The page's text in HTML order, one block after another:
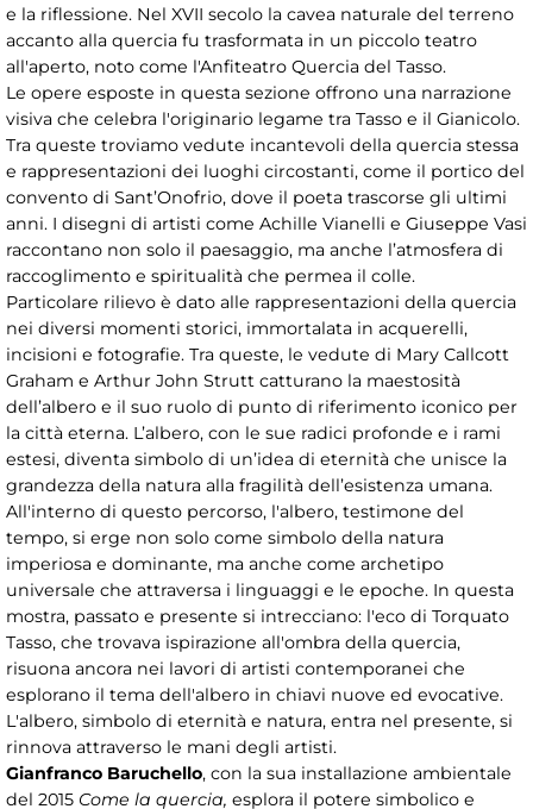
e la riflessione. Nel XVII secolo la cavea naturale del terreno
accanto alla quercia fu trasformata in un piccolo teatro
all'aperto, noto come l'Anfiteatro Quercia del Tasso.
Le opere esposte in questa sezione offrono una narrazione
visiva che celebra l'originario legame tra Tasso e il Gianicolo.
Tra queste troviamo vedute incantevoli della quercia stessa
e rappresentazioni dei luoghi circostanti, come il portico del
convento di Sant’Onofrio, dove il poeta trascorse gli ultimi
anni. I disegni di artisti come Achille Vianelli e Giuseppe Vasi
raccontano non solo il paesaggio, ma anche l’atmosfera di
raccoglimento e spiritualità che permea il colle.
Particolare rilievo è dato alle rappresentazioni della quercia
nei diversi momenti storici, immortalata in acquerelli,
incisioni e fotografie. Tra queste, le vedute di Mary Callcott
Graham e Arthur John Strutt catturano la maestosità
dell’albero e il suo ruolo di punto di riferimento iconico per
la città eterna. L’albero, con le sue radici profonde e i rami
estesi, diventa simbolo di un’idea di eternità che unisce la
grandezza della natura alla fragilità dell’esistenza umana.
All'interno di questo percorso, l'albero, testimone del
tempo, si erge non solo come simbolo della natura
imperiosa e dominante, ma anche come archetipo
universale che attraversa i linguaggi e le epoche. In questa
mostra, passato e presente si intrecciano: l'eco di Torquato
Tasso, che trovava ispirazione all'ombra della quercia,
risuona ancora nei lavori di artisti contemporanei che
esplorano il tema dell'albero in chiavi nuove ed evocative.
L'albero, simbolo di eternità e natura, entra nel presente, si
rinnova attraverso le mani degli artisti.
Gianfranco Baruchello, con la sua installazione ambientale
del 2015 Come la quercia, esplora il potere simbolico e